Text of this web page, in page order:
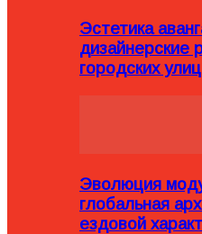
Эстетика
дизайнерские
городских улиц
Эволюция
глобальная
ездовой